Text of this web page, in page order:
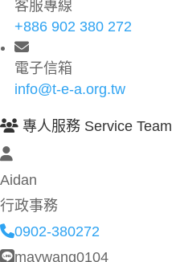
客服專線
+886 902 380 272
電子信箱
info@t-e-a.org.tw
專人服務 Service Team
Aidan
行政事務
0902-380272
maywang0104